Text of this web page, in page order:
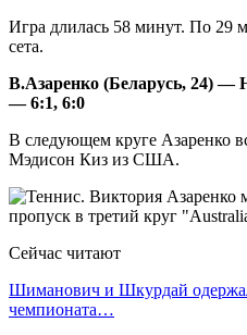
Игра длилась 58 минут. По 29
сета.
В.Азаренко (Беларусь, 24) —
— 6:1, 6:0
В следующем круге Азаренко
Мэдисон Киз из США.
Сейчас читают
Шиманович и Шкурдай
чемпионата…